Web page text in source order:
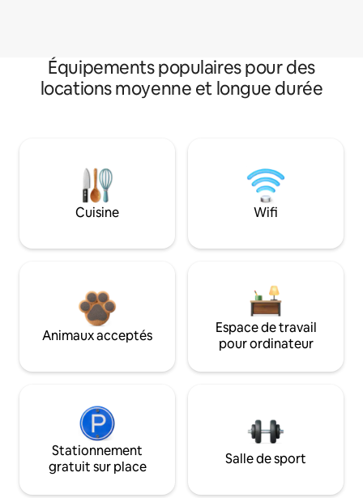
Équipements populaires pour des
locations moyenne et longue durée
Cuisine Wifi
Animaux acceptés
Espace de travail
pour ordinateur
Stationnement
gratuit sur place
Salle de sport